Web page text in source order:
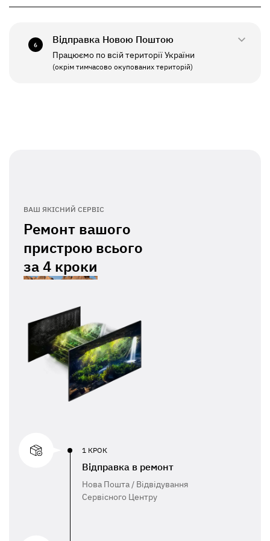
+380(67)550-7641
ПН - ПТ
СБ - НД
11:00 - 19:00
6 Відправка Новою Поштою
Працюємо по всій території України
(окрім тимчасово окупованих територій)
ВАШ ЯКІСНИЙ СЕРВІС
Ремонт вашого
пристрою всього
за4 кроки
1 КРОК
Відправка в ремонт
Нова Пошта / Відвідування
Сервісного Центру